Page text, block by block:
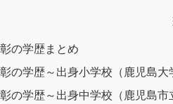
の学歴まとめ
の学歴～出身小学校（鹿児島
の学歴～出身中学校（鹿児島市